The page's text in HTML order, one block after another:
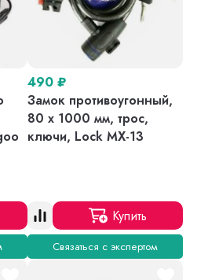
490 ₽
Замок противоугонный,
80 х 1000 мм, трос,
ключи, Lock MX-13
Купить
Связаться с экспертом